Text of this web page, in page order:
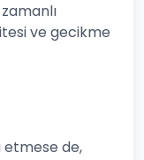
ve gecikme
etmese de,